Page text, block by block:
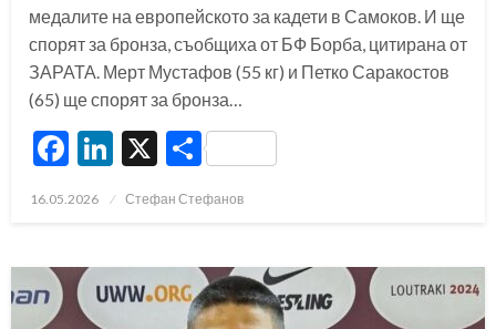
медалите на европейското за кадети в Самоков. И ще
спорят за бронза, съобщиха от БФ Борба, цитирана от
ЗАРАТА. Мерт Мустафов (55 кг) и Петко Саракостов
(65) ще спорят за бронза…
Facebook
LinkedIn
X Share
Posted
16.05.2026 Стефан Стефанов